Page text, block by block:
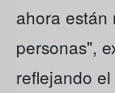
ahora están
personas",
reflejando